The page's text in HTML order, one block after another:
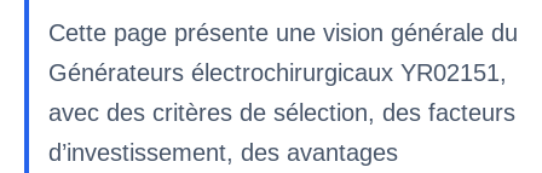
Cette page présente une vision générale du
Générateurs électrochirurgicaux YR02151,
avec des critères de sélection, des facteurs
d’investissement, des avantages